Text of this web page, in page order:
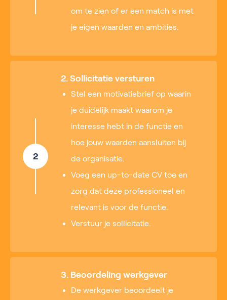
om te zien of er een match is met
je eigen waarden en ambities.
2
2. Sollicitatie versturen
Stel een motivatiebrief op waarin
je duidelijk maakt waarom je
interesse hebt in de functie en
hoe jouw waarden aansluiten bij
de organisatie.
Voeg een up-to-date CV toe en
zorg dat deze professioneel en
relevant is voor de functie.
Verstuur je sollicitatie.
3. Beoordeling werkgever
De werkgever beoordeelt je